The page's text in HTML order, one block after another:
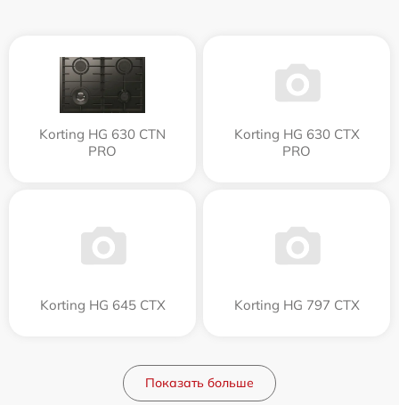
Korting HG 630 CTN
PRO
Korting HG 630 CTX
PRO
Korting HG 645 CTX Korting HG 797 CTX
Показать больше